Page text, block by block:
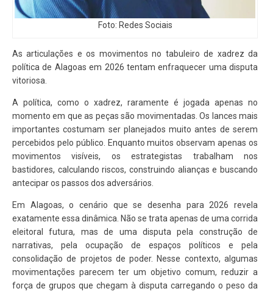
Foto: Redes Sociais
As articulações e os movimentos no tabuleiro de xadrez da
política de Alagoas em 2026 tentam enfraquecer uma disputa
vitoriosa.
A política, como o xadrez, raramente é jogada apenas no
momento em que as peças são movimentadas. Os lances mais
importantes costumam ser planejados muito antes de serem
percebidos pelo público. Enquanto muitos observam apenas os
movimentos visíveis, os estrategistas trabalham nos
bastidores, calculando riscos, construindo alianças e buscando
antecipar os passos dos adversários.
Em Alagoas, o cenário que se desenha para 2026 revela
exatamente essa dinâmica. Não se trata apenas de uma corrida
eleitoral futura, mas de uma disputa pela construção de
narrativas, pela ocupação de espaços políticos e pela
consolidação de projetos de poder. Nesse contexto, algumas
movimentações parecem ter um objetivo comum, reduzir a
força de grupos que chegam à disputa carregando o peso da